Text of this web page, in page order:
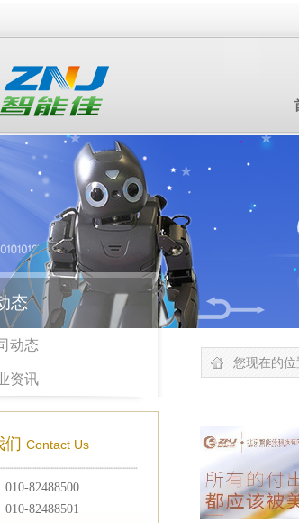
态
动态
资讯
们 Contact Us
010-82488500
010-82488501
您现在的位